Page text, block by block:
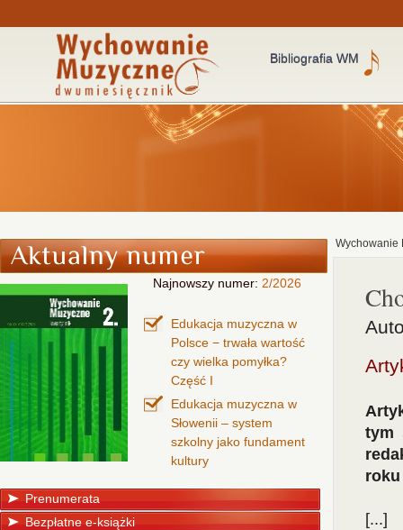
Bibliografia WM
Najnowszy numer: 2/2026
Edukacja muzyczna w
Polsce − trwała wartość
czy wielka pomyłka?
Część I
Edukacja muzyczna w
Słowenii – system
szkolny jako fundament
kultury
Prenumerata
Bezpłatne e-książki
Wychowanie
tym
[...]